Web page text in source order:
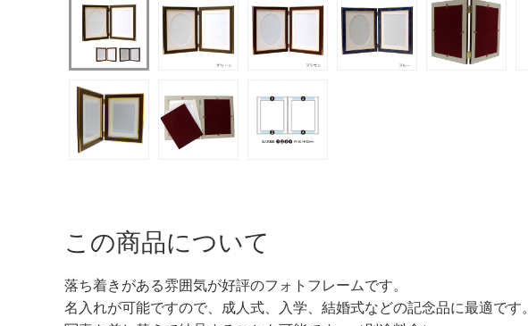
この商品について
落ち着きがある雰囲気が好評のフォトフレームです。
名入れが可能ですので、成人式、入学、結婚式などの記念品に最適です。